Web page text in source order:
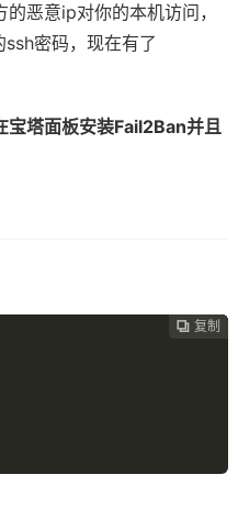
恶意ip对你的本机访问，
密码，现在有了
宝塔面板安装Fail2Ban并且
 复制
 复制
 复制
 复制
 复制
 复制
 复制
 复制
 复制
 复制
 复制
 复制